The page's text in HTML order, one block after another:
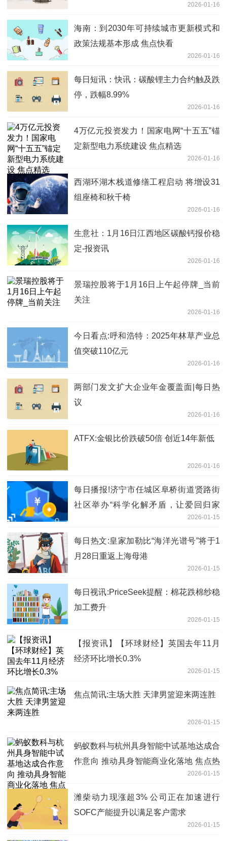
2026-01-16
海南：到2030年可持续城市更新模式和
政策法规基本形成 焦点快看
2026-01-16
每日短讯：快讯：碳酸锂主力合约触及跌
停，跌幅8.99%
2026-01-16
4万亿元投资发力！国家电网“十五五”锚
定新型电力系统建设 焦点精选
2026-01-16
西湖环湖木栈道修缮工程启动 将增设31
组座椅和秋千椅
2026-01-16
生意社：1月16日江西地区碳酸钙报价稳
定-报资讯
2026-01-16
景瑞控股将于1月16日上午起停牌_当前
关注
2026-01-16
今日看点:呼和浩特：2025年林草产业总
值突破110亿元
2026-01-16
两部门发文扩大企业年金覆盖面|每日热
议
2026-01-16
ATFX:金银比价跌破50倍 创近14年新低
2026-01-16
每日播报!济宁市任城区阜桥街道贤路街
社区举办“科学化解矛盾，让爱回归家
2026-01-15
每日热文:皇家加勒比“海洋光谱号”将于1
月28日重返上海母港
2026-01-15
每日视讯:PriceSeek提醒：棉花跌棉纱稳
加工费升
2026-01-15
【报资讯】【环球财经】英国去年11月
经济环比增长0.3%
2026-01-15
焦点简讯:主场大胜 天津男篮迎来两连胜
2026-01-15
蚂蚁数科与杭州具身智能中试基地达成合
作意向 推动具身智能商业化落地 焦点热
2026-01-15
潍柴动力现涨超3% 公司正在加速进行
SOFC产能提升以满足客户需求
2026-01-15